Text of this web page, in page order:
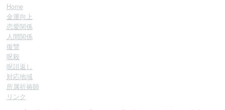
Home
金運向上
恋愛関係
人間関係
復讐
呪殺
呪詛返し
対応地域
所属祈祷師
リンク